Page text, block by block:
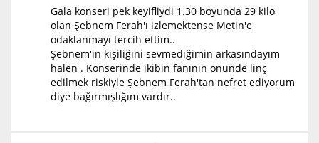
Gala konseri pek keyifliydi 1.30 boyunda 29 kilo
olan Şebnem Ferah'ı izlemektense Metin'e
odaklanmayı tercih ettim..
Şebnem'in kişiliğini sevmediğimin arkasındayım
halen . Konserinde ikibin fanının önünde linç
edilmek riskiyle Şebnem Ferah'tan nefret ediyorum
diye bağırmışlığım vardır..